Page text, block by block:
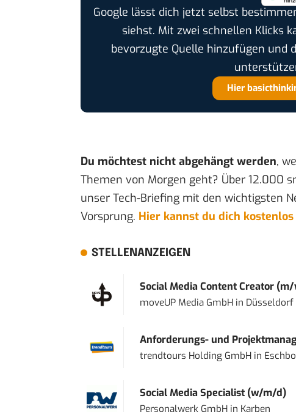
Google lässt dich jetzt selbst
siehst. Mit zwei schnellen Klicks
bevorzugte Quelle hinzufügen und
Hier
Du möchtest nicht abgehängt werden,
Themen von Morgen geht? Über 12.000
unser Tech-Briefing mit den wichtigsten
Vorsprung. Hier kannst du dich
STELLENANZEIGEN
Social Media Content Creator
moveUP Media GmbHin Düsseldorf
Anforderungs- und
trendtours Holding GmbHin
Social Media Specialist (w/m/d)
Personalwerk GmbHin Karben